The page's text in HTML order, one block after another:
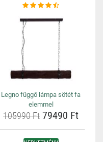
Legno függő lámpa sötét fa
elemmel
105990 Ft 79490 Ft